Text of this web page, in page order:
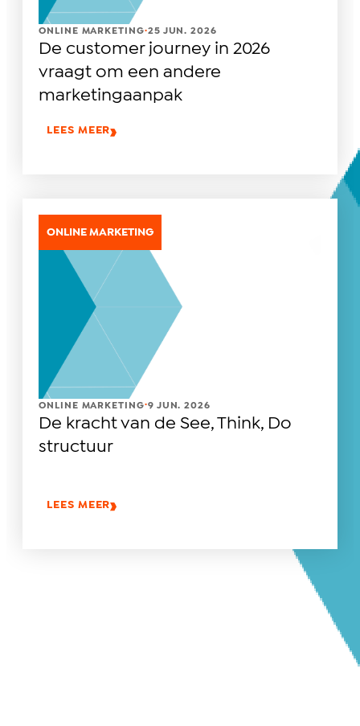
ONLINE MARKETING.25 JUN. 2026
De customer journey in 2026
vraagt om een andere
marketingaanpak
LEES MEER
ONLINE MARKETING
ONLINE MARKETING.9 JUN. 2026
De kracht van de See, Think, Do
structuur
LEES MEER